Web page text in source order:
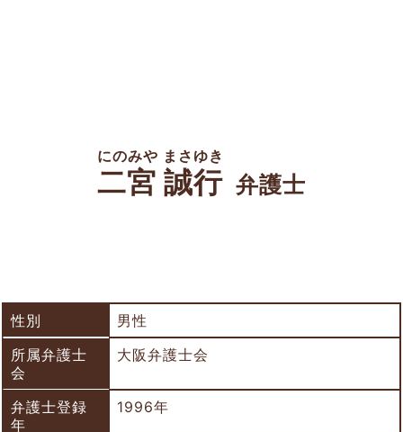
二宮 誠行
にのみや まさゆき
弁護士
性別
男性
所属弁護士
会
大阪弁護士会
弁護士登録
年
1996年